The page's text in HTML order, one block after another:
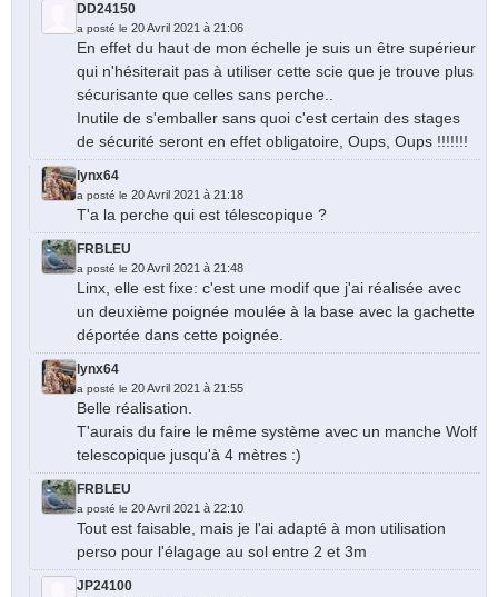
DD24150
a posté le 20 Avril 2021 à 21:06
En effet du haut de mon échelle je suis un être supérieur
qui n'hésiterait pas à utiliser cette scie que je trouve plus
sécurisante que celles sans perche..
Inutile de s'emballer sans quoi c'est certain des stages
de sécurité seront en effet obligatoire, Oups, Oups !!!!!!!
lynx64
a posté le 20 Avril 2021 à 21:18
T'a la perche qui est télescopique ?
FRBLEU
a posté le 20 Avril 2021 à 21:48
Linx, elle est fixe: c'est une modif que j'ai réalisée avec
un deuxième poignée moulée à la base avec la gachette
déportée dans cette poignée.
lynx64
a posté le 20 Avril 2021 à 21:55
Belle réalisation.
T'aurais du faire le même système avec un manche Wolf
telescopique jusqu'à 4 mètres :)
FRBLEU
a posté le 20 Avril 2021 à 22:10
Tout est faisable, mais je l'ai adapté à mon utilisation
perso pour l'élagage au sol entre 2 et 3m
JP24100